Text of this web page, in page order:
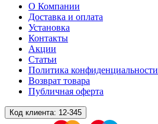
О Компании
Доставка и оплата
Установка
Контакты
Акции
Статьи
Политика конфиденциальности
Возврат товара
Публичная оферта
Код клиента: 12-345